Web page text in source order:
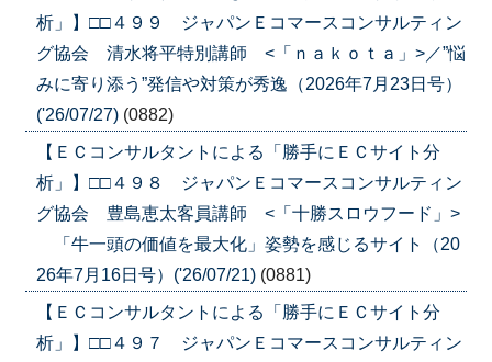
析」】□□４９９ ジャパンＥコマースコンサルティン
グ協会 清水将平特別講師 <「ｎａｋｏｔａ」>／”悩
みに寄り添う”発信や対策が秀逸（2026年7月23日号）
('26/07/27) (0882)
【ＥＣコンサルタントによる「勝手にＥＣサイト分
析」】□□４９８ ジャパンＥコマースコンサルティン
グ協会 豊島恵太客員講師 <「十勝スロウフード」>
「牛一頭の価値を最大化」姿勢を感じるサイト（20
26年7月16日号）('26/07/21) (0881)
【ＥＣコンサルタントによる「勝手にＥＣサイト分
析」】□□４９７ ジャパンＥコマースコンサルティン